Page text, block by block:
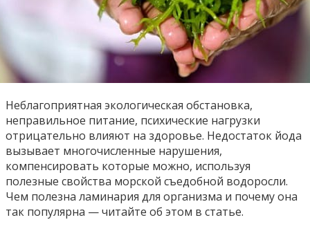
Неблагоприятная экологическая обстановка,
неправильное питание, психические нагрузки
отрицательно влияют на здоровье. Недостаток йода
вызывает многочисленные нарушения,
компенсировать которые можно, используя
полезные свойства морской съедобной водоросли.
Чем полезна ламинария для организма и почему она
так популярна — читайте об этом в статье.